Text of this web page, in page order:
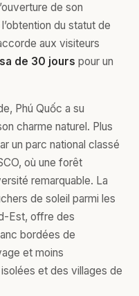
de son
du statut de
aux visiteurs
de 30 jours pour un
Phú Quốc a su
charme naturel. Plus
un parc national classé
où une forêt
remarquable. La
de soleil parmi les
Est, offre des
bordées de
et moins
et des villages de